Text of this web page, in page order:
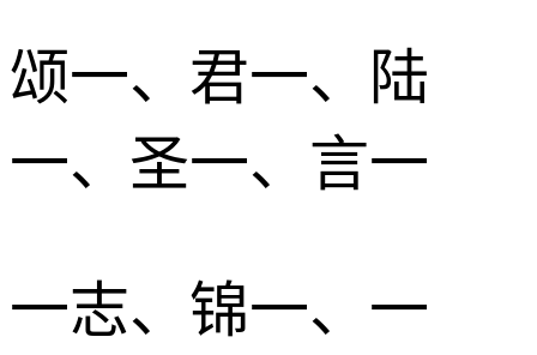
颂一、君一、陆
一、圣一、言一
一志、锦一、一